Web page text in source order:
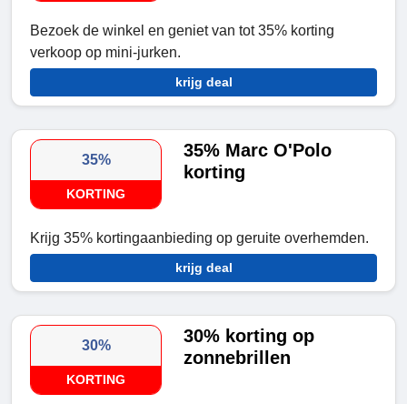
Bezoek de winkel en geniet van tot 35% korting
verkoop op mini-jurken.
krijg deal
35%
KORTING
35% Marc O'Polo
korting
Krijg 35% kortingaanbieding op geruite overhemden.
krijg deal
30%
KORTING
30% korting op
zonnebrillen